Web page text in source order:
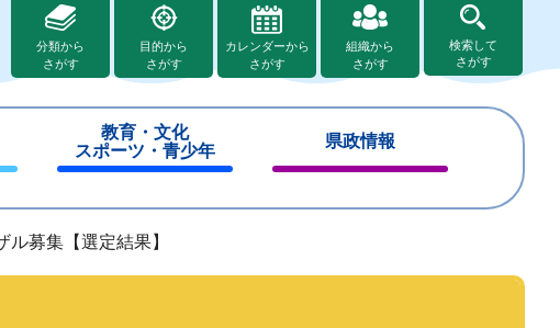
分類から
さがす
目的から
さがす
カレンダーから
さがす
組織から
さがす
検索して
さがす
教育・文化
スポーツ・青少年
じ
県政情報
じ
募集【選定結果】